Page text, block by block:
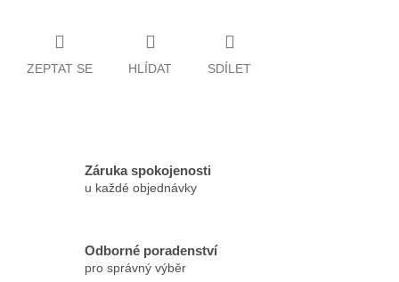
ZEPTAT SE HLÍDAT SDÍLET
Záruka spokojenosti
u každé objednávky
Odborné poradenství
pro správný výběr